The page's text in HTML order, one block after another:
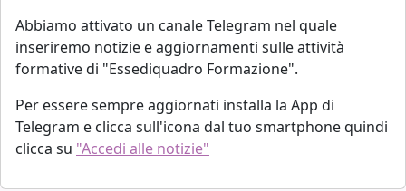
Abbiamo attivato un canale Telegram nel quale
inseriremo notizie e aggiornamenti sulle attività
formative di "Essediquadro Formazione".
Per essere sempre aggiornati installa la App di
Telegram e clicca sull'icona dal tuo smartphone quindi
clicca su "Accedi alle notizie"